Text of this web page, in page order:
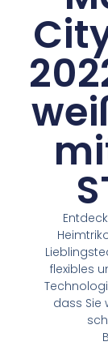
flexibles
dass Sie